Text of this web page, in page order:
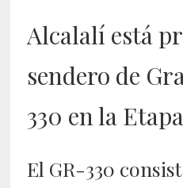
Alcalalí está
sendero de
330 en la
El GR-330